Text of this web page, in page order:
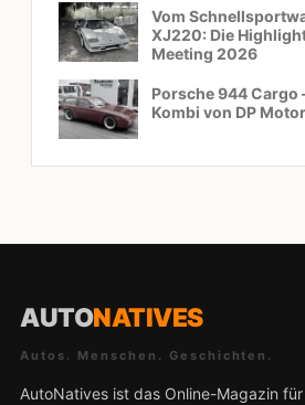
Vom
XJ220: Die
Meeting 2026
Porsche 944 Cargo
Kombi von DP
AUTONATIVES
Autos. Menschen. Geschichten.
AutoNatives ist das Online-Magazin